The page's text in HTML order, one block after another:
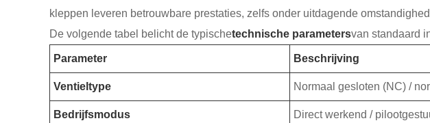
kleppen leveren betrouwbare prestaties, zelfs onder uitdagende
De volgende tabel belicht de typischetechnische parametersvan standaard
Parameter Beschrijving
Ventieltype Normaal gesloten (NC) /
Bedrijfsmodus Direct werkend /